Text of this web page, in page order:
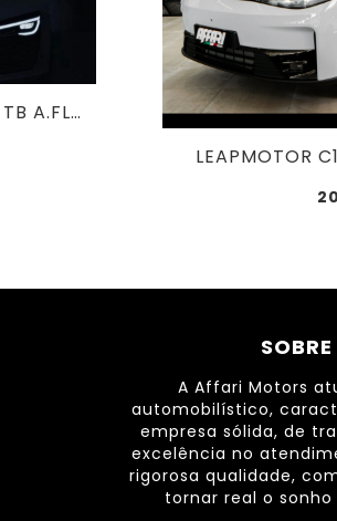
BMW 320I MODERNSPORT TB A.FLEX GP (TETO SOLAR) 2.0
LEAPMOTOR
A Affari Motors
automobilístico,
empresa sólida, de
excelência no
rigorosa qualidade,
tornar real o